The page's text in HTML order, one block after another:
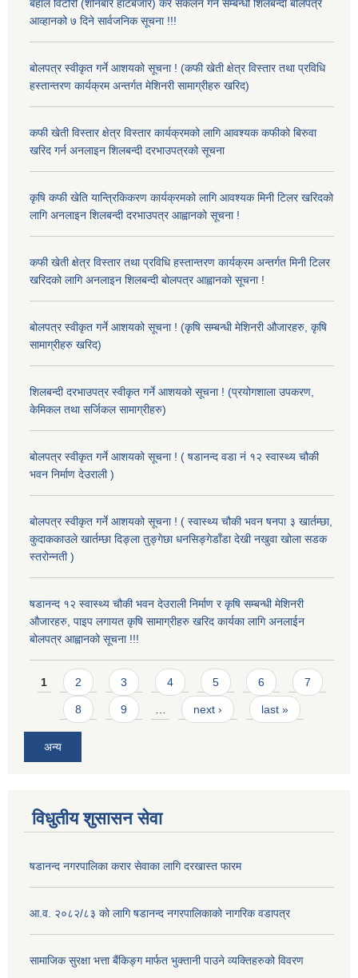
बहाल विटौरी (शनिबारे हाटबजार) कर संकलन गर्ने सम्बन्धी शिलबन्दी बोलपत्र
आव्हानको ७ दिने सार्वजनिक सूचना !!!
बोलपत्र स्वीकृत गर्ने आशयको सूचना ! (कफी खेती क्षेत्र विस्तार तथा प्रविधि
हस्तान्तरण कार्यक्रम अन्तर्गत मेशिनरी सामाग्रीहरु खरिद)
कफी खेती विस्तार क्षेत्र विस्तार कार्यक्रमको लागि आवश्यक कफीको बिरुवा
खरिद गर्न अनलाइन शिलबन्दी दरभाउपत्रको सूचना
कृषि कफी खेति यान्त्रिकिकरण कार्यक्रमको लागि आवश्यक मिनी टिलर खरिदको
लागि अनलाइन शिलबन्दी दरभाउपत्र आह्वानको सूचना !
कफी खेती क्षेत्र विस्तार तथा प्रविधि हस्तान्तरण कार्यक्रम अन्तर्गत मिनी टिलर
खरिदको लागि अनलाइन शिलबन्दी बोलपत्र आह्वानको सूचना !
बोलपत्र स्वीकृत गर्ने आशयको सूचना ! (कृषि सम्बन्धी मेशिनरी औजारहरु, कृषि
सामाग्रीहरु खरिद)
शिलबन्दी दरभाउपत्र स्वीकृत गर्ने आशयको सूचना ! (प्रयोगशाला उपकरण,
केमिकल तथा सर्जिकल सामाग्रीहरु)
बोलपत्र स्वीकृत गर्ने आशयको सूचना ! ( षडानन्द वडा नं १२ स्वास्थ्य चौकी
भवन निर्माण देउराली )
बोलपत्र स्वीकृत गर्ने आशयको सूचना ! ( स्वास्थ्य चौकी भवन षनपा ३ खार्तम्छा,
कुदाककाउले खार्तम्छा दिङ्ला तुङ्गेछा धनसिङ्गेडाँडा देखी नखुवा खोला सडक
स्तरोन्नती )
षडानन्द १२ स्वास्थ्य चौकी भवन देउराली निर्माण र कृषि सम्बन्धी मेशिनरी
औजारहरु, पाइप लगायत कृषि सामाग्रीहरु खरिद कार्यका लागि अनलाईन
बोलपत्र आह्वानको सूचना !!!
Pages
1 2 3 4 5 6 7
8 9 … next › last »
अन्य
विधुतीय शुसासन सेवा
षडानन्द नगरपालिका करार सेवाका लागि दरखास्त फारम
आ.व. २०८२/८३ को लागि षडानन्द नगरपालिकाको नागरिक वडापत्र
सामाजिक सुरक्षा भत्ता बैंकिङ्ग मार्फत भुक्तानी पाउने व्यक्तिहरुको विवरण